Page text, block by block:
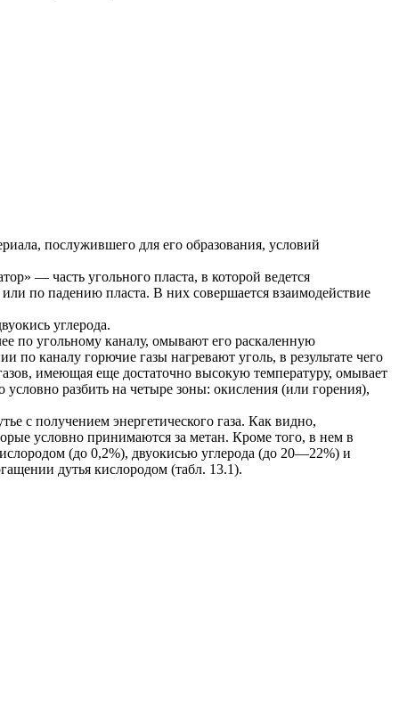
послужившего для его образования, условий
— часть угольного пласта, в которой ведется
по падению пласта. В них совершается взаимодействие
углерода.
по угольному каналу, омывают его раскаленную
по каналу горючие газы нагревают уголь, в результате чего
имеющая еще достаточно высокую температуру, омывает
разбить на четыре зоны: окисления (или горения),
с получением энергетического газа. Как видно,
условно принимаются за метан. Кроме того, в нем в
(до 0,2%), двуокисью углерода (до 20—22%) и
дутья кислородом (табл. 13.1).